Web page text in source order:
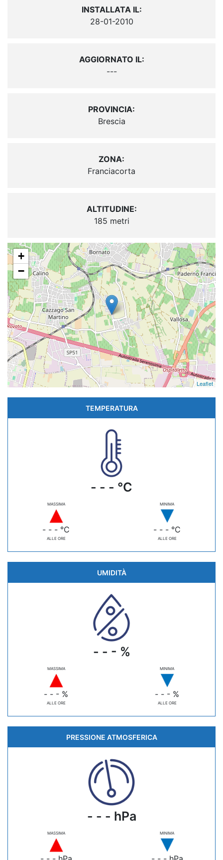
INSTALLATA IL:
28-01-2010
AGGIORNATO IL:
---
PROVINCIA:
Brescia
ZONA:
Franciacorta
ALTITUDINE:
185 metri
+
−
Leaflet
TEMPERATURA
- - - °C
MASSIMA
- - - °C
ALLE ORE
MINIMA
- - - °C
ALLE ORE
UMIDITÀ
- - - %
MASSIMA
- - - %
ALLE ORE
MINIMA
- - - %
ALLE ORE
PRESSIONE ATMOSFERICA
- - - hPa
MASSIMA MINIMA